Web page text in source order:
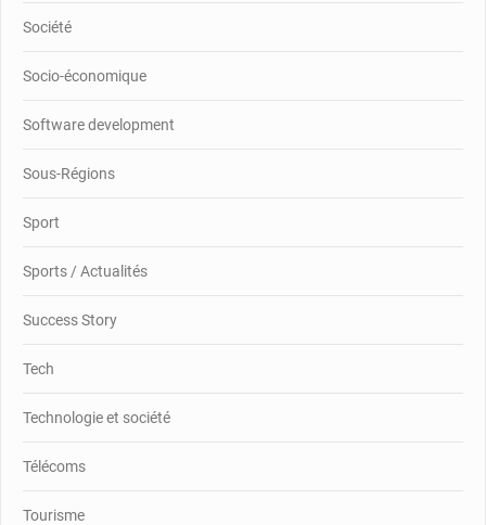
Société
Socio-économique
Software development
Sous-Régions
Sport
Sports / Actualités
Success Story
Tech
Technologie et société
Télécoms
Tourisme